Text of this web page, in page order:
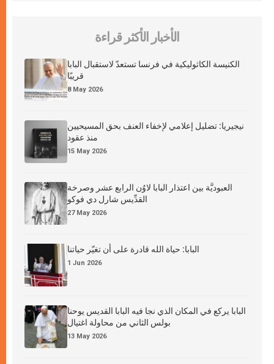
الأخبار الأكثر قراءة
الكنيسة الكاثوليكية في فرنسا تستعدّ لاستقبال البابا
قريبًا
8 May 2026
نيجيريا: تضليل إعلامي لإخفاء العنف بحق المسيحيين
منذ عقود
15 May 2026
العبوديَّة بين اعتذار البابا لاوُن الرابع عشر وصرخة
القدِّيس شارل دي فوكو
27 May 2026
البابا: حياة الله قادرة على أن تغيّر حياتنا
1 Jun 2026
البابا يركع في المكان الذي نجا فيه البابا القديس يوحنا
بولس الثاني من محاولة اغتيال
13 May 2026